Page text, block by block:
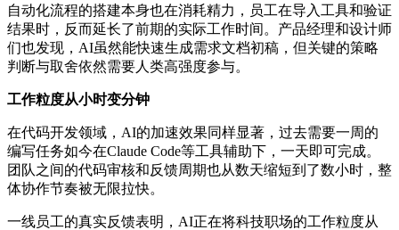
自动化流程的搭建本身也在消耗精力，员工在导入工具和验证
结果时，反而延长了前期的实际工作时间。产品经理和设计师
们也发现，AI虽然能快速生成需求文档初稿，但关键的策略
判断与取舍依然需要人类高强度参与。
工作粒度从小时变分钟
在代码开发领域，AI的加速效果同样显著，过去需要一周的
编写任务如今在Claude Code等工具辅助下，一天即可完成。
团队之间的代码审核和反馈周期也从数天缩短到了数小时，整
体协作节奏被无限拉快。
一线员工的真实反馈表明，AI正在将科技职场的工作粒度从